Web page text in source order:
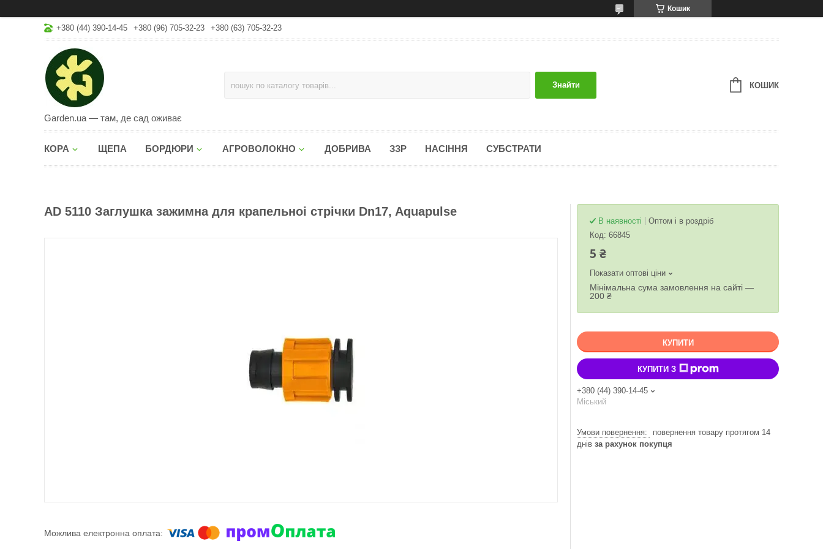
Кошик
+380 (44) 390-14-45 +380 (96) 705-32-23 +380 (63) 705-32-23
Garden.ua — там, де сад оживає
Знайти КОШИК
КОРА ЩЕПА БОРДЮРИ АГРОВОЛОКНО ДОБРИВА ЗЗР НАСІННЯ СУБСТРАТИ
AD 5110 Заглушка зажимна для крапельноі стрічки Dn17, Aquapulse
В наявності
Оптом і в роздріб
Код: 66845
5 ₴
Показати оптові ціни
Мінімальна сума замовлення на сайті —
200 ₴
КУПИТИ
КУПИТИ З
+380 (44) 390-14-45
Міський
повернення товару протягом 14
днів за рахунок покупця